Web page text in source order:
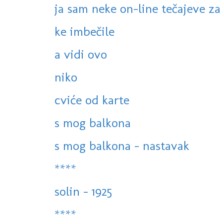
ja sam neke on-line tečajeve za
ke imbečile
a vidi ovo
niko
cviće od karte
s mog balkona
s mog balkona - nastavak
****
solin - 1925
****